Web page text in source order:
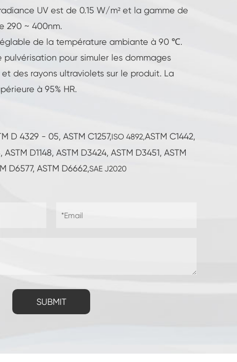
UV est de 0.15 W/m² et la gamme de
290 ~ 400nm.
de la température ambiante à 90 ℃.
pulvérisation pour simuler les dommages
des rayons ultraviolets sur le produit. La
à 95% HR.
D 4329 - 05, ASTM C1257,ISO 4892,ASTM C1442,
ASTM D1148, ASTM D3424, ASTM D3451, ASTM
D6577, ASTM D6662,SAE J2020
SUBMIT